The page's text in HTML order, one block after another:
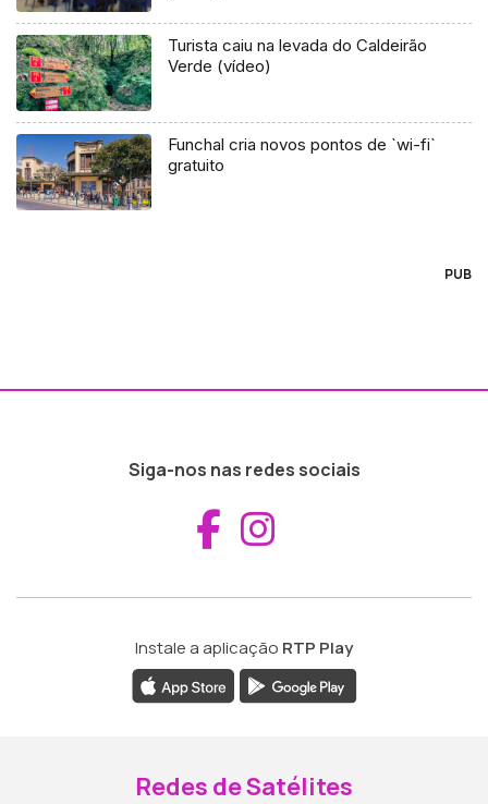
Turista caiu na levada do Caldeirão
Verde (vídeo)
Funchal cria novos pontos de `wi-fi`
gratuito
PUB
Siga-nos nas redes sociais
Aceder ao
Instale a aplicação RTP Play
Redes de Satélites